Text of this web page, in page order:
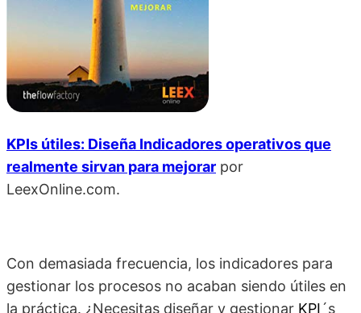
KPIs útiles: Diseña Indicadores operativos que
realmente sirvan para mejorar por
LeexOnline.com.
Con demasiada frecuencia, los indicadores para
gestionar los procesos no acaban siendo útiles en
la práctica. ¿Necesitas diseñar y gestionar KPI´s